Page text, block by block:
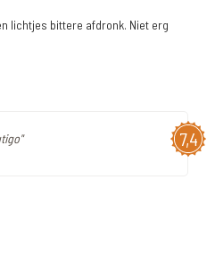
lichtjes bittere afdronk. Niet erg
7,4